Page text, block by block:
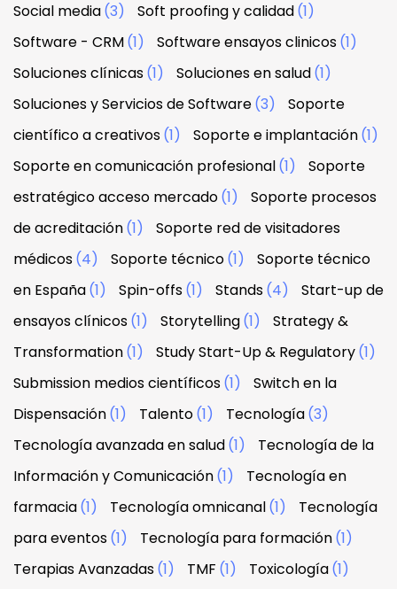
Social media(3) Soft proofing y calidad(1)
Software - CRM(1) Software ensayos clinicos(1)
Soluciones clínicas(1) Soluciones en salud(1)
Soluciones y Servicios de Software(3)
Soporte
científico a creativos(1) Soporte e implantación(1)
Soporte en comunicación profesional(1)
Soporte
estratégico acceso mercado(1)
Soporte procesos
de acreditación(1)
Soporte red de visitadores
médicos(4) Soporte técnico(1)
Soporte técnico
en España(1) Spin-offs(1) Stands(4)
Start-up de
ensayos clínicos(1) Storytelling(1)
Strategy &
Transformation(1) Study Start-Up & Regulatory(1)
Submission medios científicos(1)
Switch en la
Dispensación(1) Talento(1) Tecnología(3)
Tecnología avanzada en salud(1)
Tecnología de la
Información y Comunicación(1)
Tecnología en
farmacia(1) Tecnología omnicanal(1)
Tecnología
para eventos(1) Tecnología para formación(1)
Terapias Avanzadas(1) TMF (1) Toxicología(1)